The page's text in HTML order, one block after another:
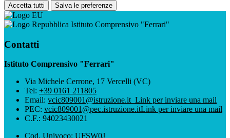
Accetta tutti Salva le preferenze
Istituto Comprensivo "Ferrari"
Contatti
Istituto Comprensivo "Ferrari"
Via Michele Cerrone, 17 Vercelli (VC)
Tel: +39 0161 211805
Email: vcic809001@istruzione.it Link per inviare una mail
PEC: vcic809001@pec.istruzione.itLink per inviare una mail
C.F.: 94023430021
Cod. Univoco: UFSW0J